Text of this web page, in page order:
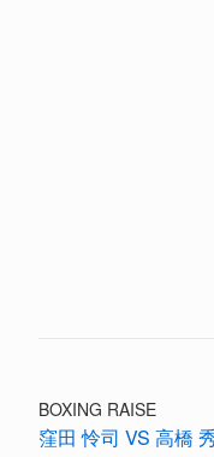
BOXING RAISE
窪田 怜司 VS 高橋